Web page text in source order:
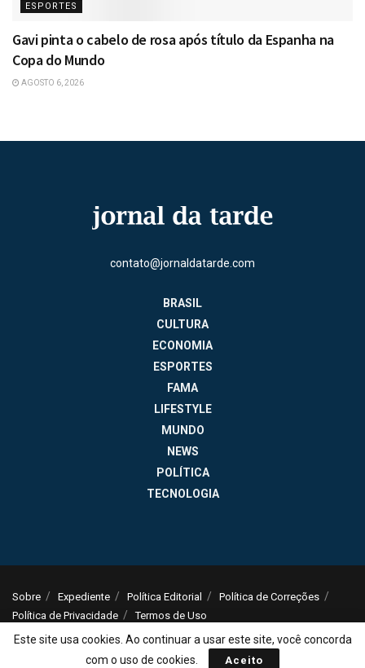
ESPORTES
Gavi pinta o cabelo de rosa após título da Espanha na
Copa do Mundo
AGOSTO 6, 2026
contato@jornaldatarde.com
BRASIL
CULTURA
ECONOMIA
ESPORTES
FAMA
LIFESTYLE
MUNDO
NEWS
POLÍTICA
TECNOLOGIA
Sobre Expediente Política Editorial
Política de Correções
Política de Privacidade
Termos de Uso
© 2025Jornal da Tarde- Notícias do Brasil e do mundo - ISSN: 1516-294X -
contato@jornaldatarde.com
Este site usa cookies. Ao continuar a usar este site, você concorda
com o uso de cookies.
Aceito